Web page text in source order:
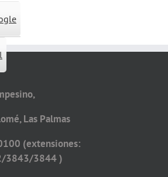
Las Palmas
(extensiones:
3843/3844 )